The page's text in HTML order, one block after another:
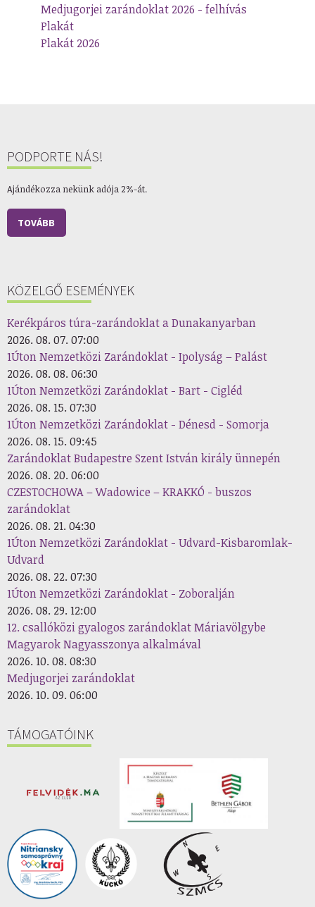
Medjugorjei zarándoklat 2026 - felhívás
Plakát
Plakát 2026
PODPORTE NÁS!
Ajándékozza nekünk adója 2%-át.
TOVÁBB
KÖZELGŐ ESEMÉNYEK
Kerékpáros túra-zarándoklat a Dunakanyarban
2026. 08. 07. 07:00
1Úton Nemzetközi Zarándoklat - Ipolyság – Palást
2026. 08. 08. 06:30
1Úton Nemzetközi Zarándoklat - Bart - Cigléd
2026. 08. 15. 07:30
1Úton Nemzetközi Zarándoklat - Dénesd - Somorja
2026. 08. 15. 09:45
Zarándoklat Budapestre Szent István király ünnepén
2026. 08. 20. 06:00
CZESTOCHOWA – Wadowice – KRAKKÓ - buszos
zarándoklat
2026. 08. 21. 04:30
1Úton Nemzetközi Zarándoklat - Udvard-Kisbaromlak-
Udvard
2026. 08. 22. 07:30
1Úton Nemzetközi Zarándoklat - Zoboralján
2026. 08. 29. 12:00
12. csallóközi gyalogos zarándoklat Máriavölgybe
Magyarok Nagyasszonya alkalmával
2026. 10. 08. 08:30
Medjugorjei zarándoklat
2026. 10. 09. 06:00
TÁMOGATÓINK